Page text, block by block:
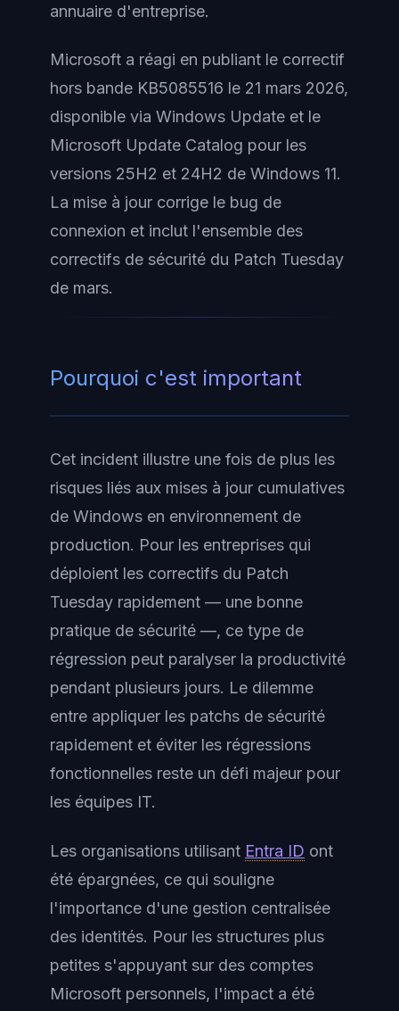
annuaire d'entreprise.
Microsoft a réagi en publiant le correctif
hors bande KB5085516 le 21 mars 2026,
disponible via Windows Update et le
Microsoft Update Catalog pour les
versions 25H2 et 24H2 de Windows 11.
La mise à jour corrige le bug de
connexion et inclut l'ensemble des
correctifs de sécurité du Patch Tuesday
de mars.
Pourquoi c'est important
Cet incident illustre une fois de plus les
risques liés aux mises à jour cumulatives
de Windows en environnement de
production. Pour les entreprises qui
déploient les correctifs du Patch
Tuesday rapidement — une bonne
pratique de sécurité —, ce type de
régression peut paralyser la productivité
pendant plusieurs jours. Le dilemme
entre appliquer les patchs de sécurité
rapidement et éviter les régressions
fonctionnelles reste un défi majeur pour
les équipes IT.
Les organisations utilisant Entra ID ont
été épargnées, ce qui souligne
l'importance d'une gestion centralisée
des identités. Pour les structures plus
petites s'appuyant sur des comptes
Microsoft personnels, l'impact a été